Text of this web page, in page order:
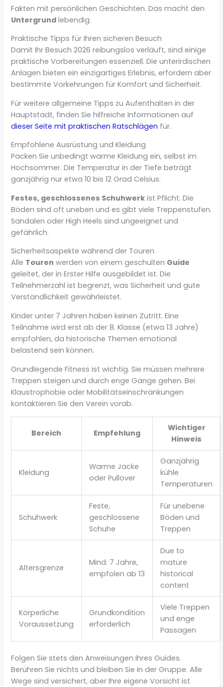
Fakten mit persönlichen Geschichten. Das macht den
Untergrund lebendig.
Praktische Tipps für Ihren sicheren Besuch
Damit Ihr Besuch 2026 reibungslos verläuft, sind einige
praktische Vorbereitungen essenziell. Die unterirdischen
Anlagen bieten ein einzigartiges Erlebnis, erfordern aber
bestimmte Vorkehrungen für Komfort und Sicherheit.
Für weitere allgemeine Tipps zu Aufenthalten in der
Hauptstadt, finden Sie hilfreiche Informationen auf
dieser Seite mit praktischen Ratschlägen für.
Empfohlene Ausrüstung und Kleidung
Packen Sie unbedingt warme Kleidung ein, selbst im
Hochsommer. Die Temperatur in der Tiefe beträgt
ganzjährig nur etwa 10 bis 12 Grad Celsius.
Festes, geschlossenes Schuhwerk ist Pflicht. Die
Böden sind oft uneben und es gibt viele Treppenstufen.
Sandalen oder High Heels sind ungeeignet und
gefährlich.
Sicherheitsaspekte während der Touren
Alle Touren werden von einem geschulten Guide
geleitet, der in Erster Hilfe ausgebildet ist. Die
Teilnehmerzahl ist begrenzt, was Sicherheit und gute
Verständlichkeit gewährleistet.
Kinder unter 7 Jahren haben keinen Zutritt. Eine
Teilnahme wird erst ab der 8. Klasse (etwa 13 Jahre)
empfohlen, da historische Themen emotional
belastend sein können.
Grundlegende Fitness ist wichtig. Sie müssen mehrere
Treppen steigen und durch enge Gänge gehen. Bei
Klaustrophobie oder Mobilitätseinschränkungen
kontaktieren Sie den Verein vorab.
Bereich Empfehlung
Wichtiger
Hinweis
Kleidung
Warme Jacke
oder Pullover
Ganzjährig
kühle
Temperaturen
Schuhwerk
Feste,
geschlossene
Schuhe
Für unebene
Böden und
Treppen
Altersgrenze
Mind. 7 Jahre,
empfolen ab 13
Due to
mature
historical
content
Körperliche
Voraussetzung
Grundkondition
erforderlich
Viele Treppen
und enge
Passagen
Folgen Sie stets den Anweisungen Ihres Guides.
Berühren Sie nichts und bleiben Sie in der Gruppe. Alle
Wege sind versichert, aber Ihre eigene Vorsicht ist